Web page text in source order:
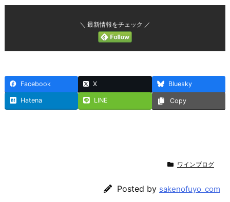
＼ 最新情報をチェック ／
Facebook X Bluesky
Hatena LINE Copy
ワインブログ
Posted by sakenofuyo_com